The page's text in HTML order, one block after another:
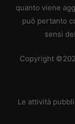
quanto viene
può pertanto
sensi
Copyright
Le attività